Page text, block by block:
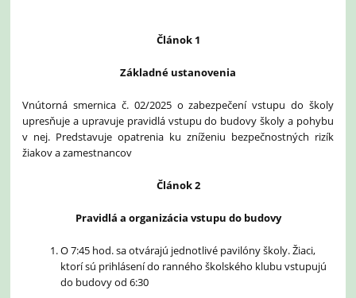
Článok 1
Základné ustanovenia
Vnútorná smernica č. 02/2025 o zabezpečení vstupu do školy
upresňuje a upravuje pravidlá vstupu do budovy školy a pohybu
v nej. Predstavuje opatrenia ku zníženiu bezpečnostných rizík
žiakov a zamestnancov
Článok 2
Pravidlá a organizácia vstupu do budovy
O 7:45 hod. sa otvárajú jednotlivé pavilóny školy. Žiaci,
ktorí sú prihlásení do ranného školského klubu vstupujú
do budovy od 6:30